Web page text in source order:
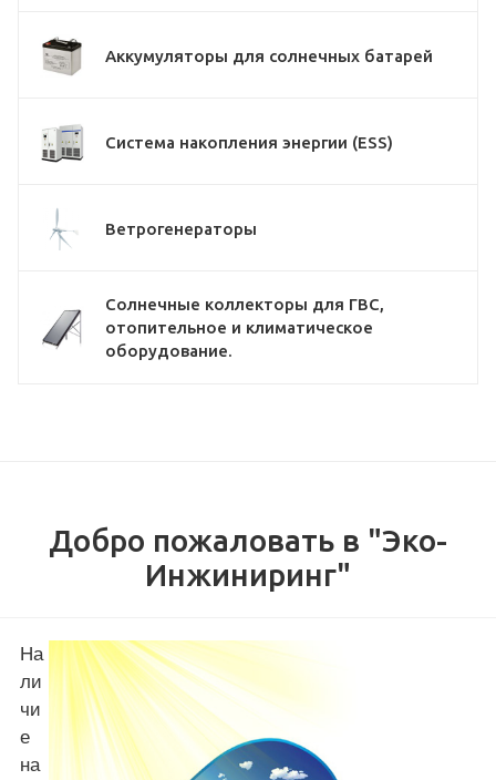
Аккумуляторы для солнечных батарей
Система накопления энергии (ESS)
Ветрогенераторы
Солнечные коллекторы для ГВС,
отопительное и климатическое
оборудование.
Добро пожаловать в "Эко-
Инжиниринг"
На
ли
чи
е
на